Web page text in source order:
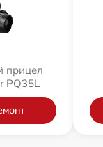
прицел
PQ35L